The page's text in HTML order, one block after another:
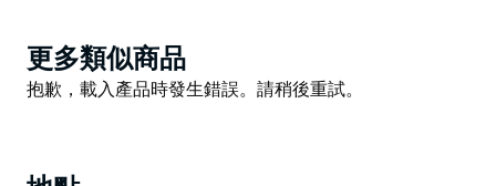
這些飲品簡單而經典，有復古義大利風格的熱門飲品，如
雪碧、內格羅尼和金巴利蘇打水，以及來自小型精品葡萄
園的天然且最少干預的葡萄酒。
橄欖樹，綠樹成蔭，可以看到開放式廚房，也可以選擇室
Product
List
更多類似商品
Product
抱歉，載入產品時發生錯誤。請稍後重試。